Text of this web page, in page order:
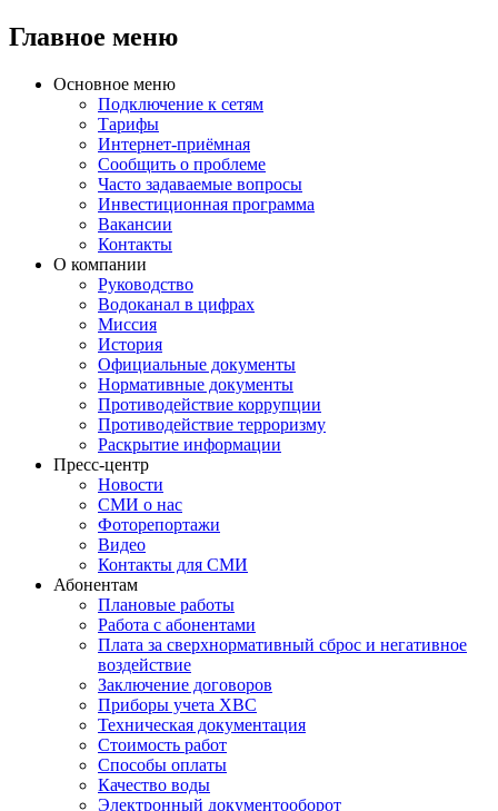
Главное меню
Основное меню
Подключение к сетям
Тарифы
Интернет-приёмная
Сообщить о проблеме
Часто задаваемые вопросы
Инвестиционная программа
Вакансии
Контакты
О компании
Руководство
Водоканал в цифрах
Миссия
История
Официальные документы
Нормативные документы
Противодействие коррупции
Противодействие терроризму
Раскрытие информации
Пресс-центр
Новости
СМИ о нас
Фоторепортажи
Видео
Контакты для СМИ
Абонентам
Плановые работы
Работа с абонентами
Плата за сверхнормативный сброс и негативное
воздействие
Заключение договоров
Приборы учета ХВС
Техническая документация
Стоимость работ
Способы оплаты
Качество воды
Электронный документооборот